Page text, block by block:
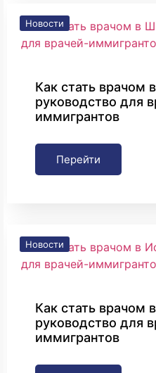
Новости
Как стать врачом
руководство для
иммигрантов
Перейти
Новости
Как стать врачом
руководство для
иммигрантов